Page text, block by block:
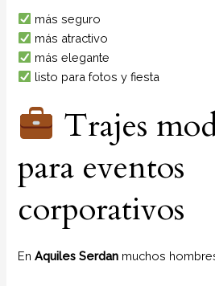
más seguro
más atractivo
más elegante
listo para fotos y fiesta
Trajes
para eventos
corporativos
EnAquiles Serdan muchos